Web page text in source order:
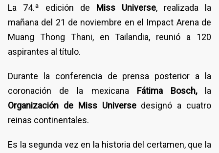
La 74.ª edición de Miss Universe, realizada la
mañana del 21 de noviembre en el Impact Arena de
Muang Thong Thani, en Tailandia, reunió a 120
aspirantes al título.
Durante la conferencia de prensa posterior a la
coronación de la mexicana Fátima Bosch,
la
Organización de Miss Universedesignó a cuatro
reinas continentales.
Es la segunda vez en la historia del certamen, que la